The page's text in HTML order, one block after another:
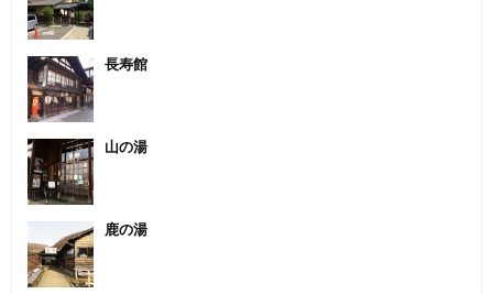
長寿館
山の湯
鹿の湯